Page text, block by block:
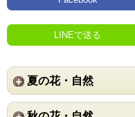
LINEで送る
夏の花・自然